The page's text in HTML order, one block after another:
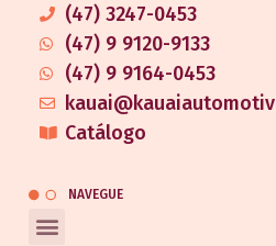
(47) 3247-0453
(47) 9 9120-9133
(47) 9 9164-0453
Catálogo
NAVEGUE